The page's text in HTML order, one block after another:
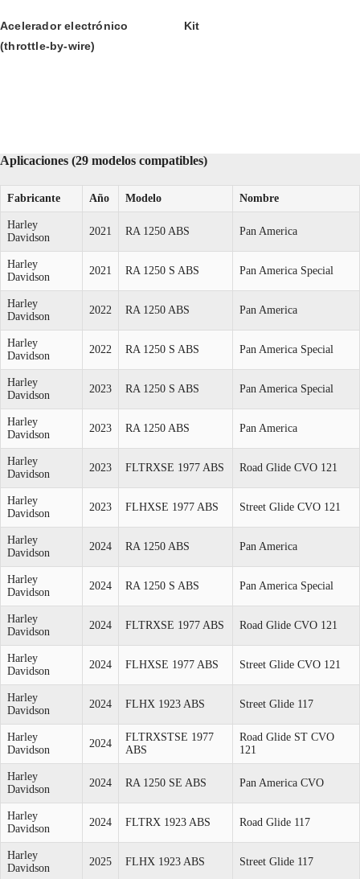
Acelerador electrónico
(throttle-by-wire)
Kit
Aplicaciones (29 modelos compatibles)
Fabricante Año Modelo Nombre
Harley
Davidson
2021 RA 1250 ABS Pan America
Harley
Davidson
2021 RA 1250 S ABS Pan America Special
Harley
Davidson
2022 RA 1250 ABS Pan America
Harley
Davidson
2022 RA 1250 S ABS Pan America Special
Harley
Davidson
2023 RA 1250 S ABS Pan America Special
Harley
Davidson
2023 RA 1250 ABS Pan America
Harley
Davidson
2023 FLTRXSE 1977 ABS Road Glide CVO 121
Harley
Davidson
2023 FLHXSE 1977 ABS Street Glide CVO 121
Harley
Davidson
2024 RA 1250 ABS Pan America
Harley
Davidson
2024 RA 1250 S ABS Pan America Special
Harley
Davidson
2024 FLTRXSE 1977 ABS Road Glide CVO 121
Harley
Davidson
2024 FLHXSE 1977 ABS Street Glide CVO 121
Harley
Davidson
2024 FLHX 1923 ABS Street Glide 117
Harley
Davidson
2024
FLTRXSTSE 1977
ABS
Road Glide ST CVO
121
Harley
Davidson
2024 RA 1250 SE ABS Pan America CVO
Harley
Davidson
2024 FLTRX 1923 ABS Road Glide 117
Harley
Davidson
2025 FLHX 1923 ABS Street Glide 117